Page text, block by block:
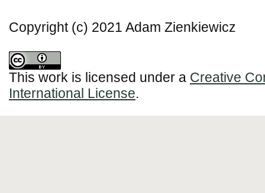
Copyright (c) 2021 Adam Zienkiewicz
This work is licensed under a Creative
International License.